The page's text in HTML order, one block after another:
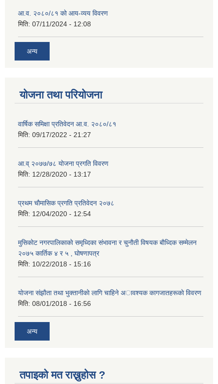
आ.व. २०८०/८१ को आय-व्यय विवरण
मिति: 07/11/2024 - 12:08
अन्य
योजना तथा परियोजना
वार्षिक समिक्षा प्रतिवेदन आ.व. २०८०/८१
मिति: 09/17/2022 - 21:27
आ.व् २०७७/७८ योजना प्रगति विवरण
मिति: 12/28/2020 - 13:17
प्रथम चाैमासिक प्रगति प्रतिवेदन २०७८
मिति: 12/04/2020 - 12:54
मुसिकाेट नगरपालिकाकाे समृध्दिका संभावना र चुनाैती विषयक बाैध्दिक सम्मेलन
२०७५ कार्तिक ४ र ५ , घाेषणापत्र
मिति: 10/22/2018 - 15:16
याेजना संझाैता तथा भुक्तानीकाे लागि चाहिने अावश्यक कागजातहरूकाे विवरण
मिति: 08/01/2018 - 16:56
अन्य
तपाइको मत राख्नुहोस ?